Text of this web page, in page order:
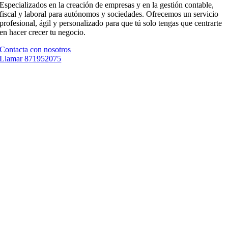
Especializados en la creación de empresas y en la gestión contable,
fiscal y laboral para autónomos y sociedades. Ofrecemos un servicio
profesional, ágil y personalizado para que tú solo tengas que centrarte
en hacer crecer tu negocio.
Contacta con nosotros
Llamar 871952075